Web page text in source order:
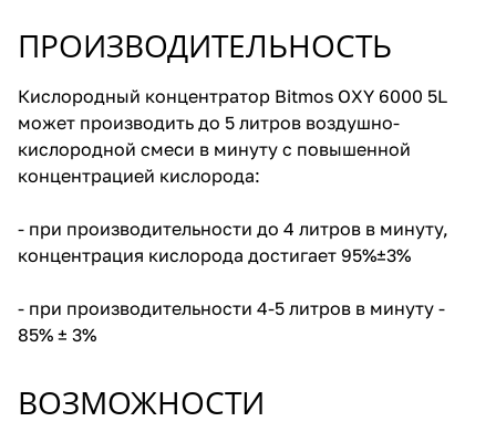
ПРОИЗВОДИТЕЛЬНОСТЬ
Кислородный концентратор Bitmos OXY 6000 5L
может производить до 5 литров воздушно-
кислородной смеси в минуту с повышенной
концентрацией кислорода:
- при производительности до 4 литров в минуту,
концентрация кислорода достигает 95%±3%
- при производительности 4-5 литров в минуту -
85% ± 3%
ВОЗМОЖНОСТИ